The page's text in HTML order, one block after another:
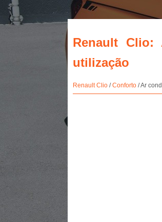
Renault Clio:
utilização
Renault Clio /Conforto / Ar